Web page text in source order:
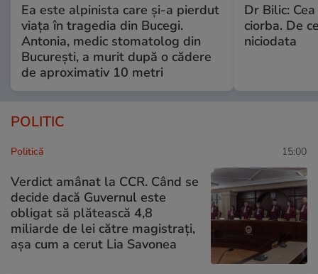
Ea este alpinista care și-a pierdut
viața în tragedia din Bucegi.
Antonia, medic stomatolog din
București, a murit după o cădere
de aproximativ 10 metri
Dr Bilic:
ciorba. De
niciodata
POLITIC
Politică 15:00
Verdict amânat la CCR. Când se
decide dacă Guvernul este
obligat să plătească 4,8
miliarde de lei către magistrați,
așa cum a cerut Lia Savonea